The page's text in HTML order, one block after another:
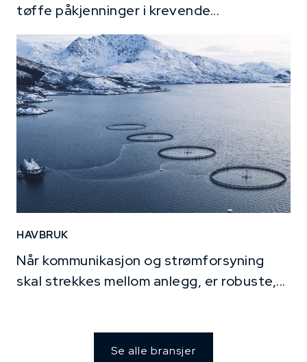
tøffe påkjenninger i krevende...
HAVBRUK
Når kommunikasjon og strømforsyning
skal strekkes mellom anlegg, er robuste,...
Se alle bransjer